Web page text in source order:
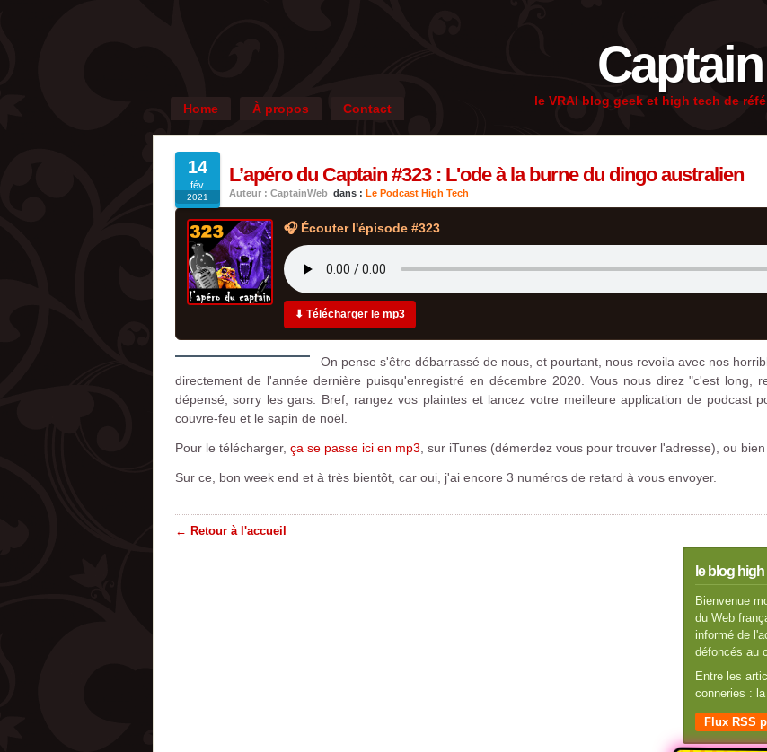
le VRAI blog geek et high tech de
Home À propos Contact
14
fév
2021
L’apéro du Captain #323 : L'ode à la burne du dingo australien
Auteur : CaptainWeb dans : Le Podcast High Tech
🎧 Écouter l'épisode #323
⬇ Télécharger le mp3
On pense s'être débarrassé de nous, et pourtant, nous revoila avec nos
directement de l'année dernière puisqu'enregistré en décembre 2020. Vous nous direz "c'est long,
dépensé, sorry les gars. Bref, rangez vos plaintes et lancez votre meilleure application de podcast
couvre-feu et le sapin de noël.
Pour le télécharger, ça se passe ici en mp3 , sur iTunes (démerdez vous pour trouver l'adresse), ou
Sur ce, bon week end et à très bientôt, car oui, j'ai encore 3 numéros de retard à vous envoyer.
← Retour à l'accueil
le blog
Bienvenue
du Web
informé de
défoncés au
Entre les
conneries :
Flux RSS